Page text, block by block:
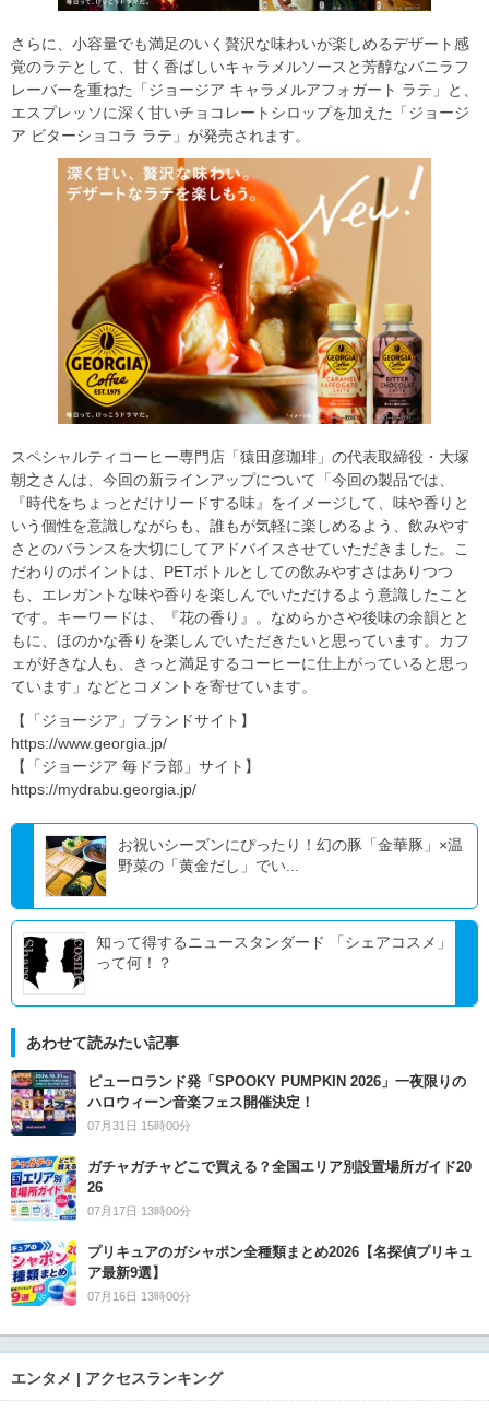
さらに、小容量でも満足のいく贅沢な味わいが楽しめるデザート感
覚のラテとして、甘く香ばしいキャラメルソースと芳醇なバニラフ
レーバーを重ねた「ジョージア キャラメルアフォガート ラテ」と、
エスプレッソに深く甘いチョコレートシロップを加えた「ジョージ
ア ビターショコラ ラテ」が発売されます。
スペシャルティコーヒー専門店「猿田彦珈琲」の代表取締役・大塚
朝之さんは、今回の新ラインアップについて「今回の製品では、
『時代をちょっとだけリードする味』をイメージして、味や香りと
いう個性を意識しながらも、誰もが気軽に楽しめるよう、飲みやす
さとのバランスを大切にしてアドバイスさせていただきました。こ
だわりのポイントは、PETボトルとしての飲みやすさはありつつ
も、エレガントな味や香りを楽しんでいただけるよう意識したこと
です。キーワードは、『花の香り』。なめらかさや後味の余韻とと
もに、ほのかな香りを楽しんでいただきたいと思っています。カフ
ェが好きな人も、きっと満足するコーヒーに仕上がっていると思っ
ています」などとコメントを寄せています。
【「ジョージア」ブランドサイト】
https://www.georgia.jp/
【「ジョージア 毎ドラ部」サイト】
https://mydrabu.georgia.jp/
お祝いシーズンにぴったり！幻の豚「金華豚」×温
野菜の「黄金だし」でい...
知って得するニュースタンダード 「シェアコスメ」
って何！？
あわせて読みたい記事
ピューロランド発「SPOOKY PUMPKIN 2026」一夜限りの
ハロウィーン音楽フェス開催決定！
07月31日 15時00分
ガチャガチャどこで買える？全国エリア別設置場所ガイド20
26
07月17日 13時00分
プリキュアのガシャポン全種類まとめ2026【名探偵プリキュ
ア最新9選】
07月16日 13時00分
エンタメ | アクセスランキング